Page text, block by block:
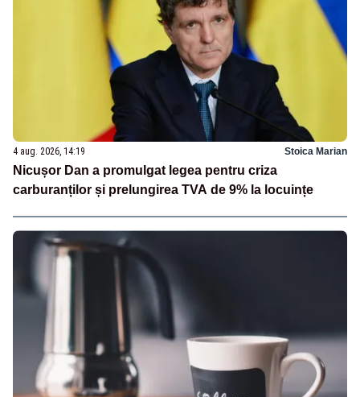
4 aug. 2026, 14:19 Stoica Marian
Nicușor Dan a promulgat legea pentru criza
carburanților și prelungirea TVA de 9% la locuințe